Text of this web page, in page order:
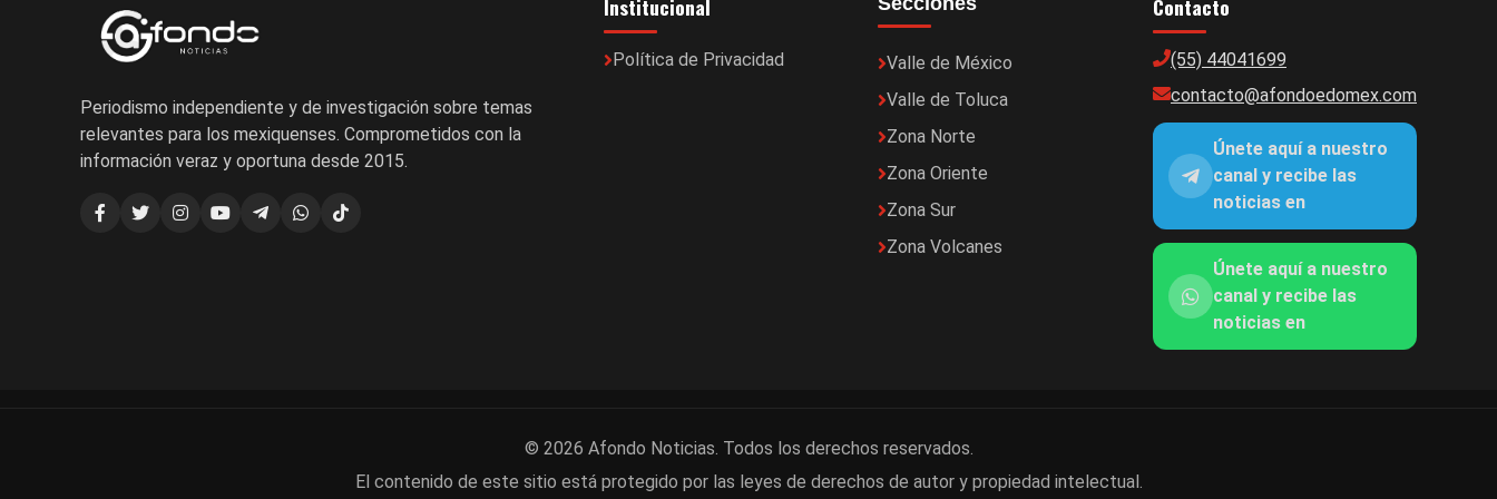
Periodismo independiente y de investigación sobre temas
relevantes para los mexiquenses. Comprometidos con la
información veraz y oportuna desde 2015.
Institucional
Política de Privacidad
Valle de México
Valle de Toluca
Zona Norte
Zona Oriente
Zona Sur
Zona Volcanes
Contacto
(55) 44041699
contacto@afondoedomex.com
Únete aquí a nuestro
canal y recibe las
noticias en
Únete aquí a nuestro
canal y recibe las
noticias en
© 2026 Afondo Noticias. Todos los derechos reservados.
El contenido de este sitio está protegido por las leyes de derechos de autor y propiedad intelectual.